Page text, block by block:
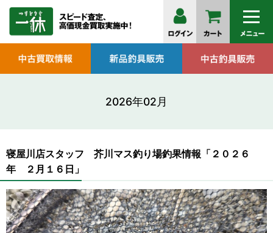
2026年02月
寝屋川店スタッフ 芥川マス釣り場釣果情報「２０２６
年 ２月１６日」